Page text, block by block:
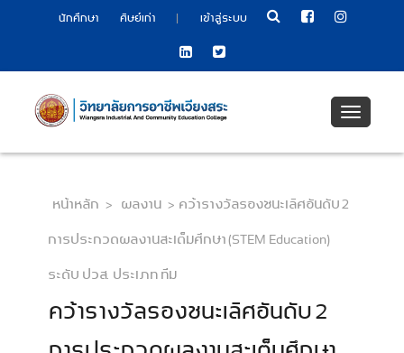
นักศึกษา ศิษย์เก่า | เข้าสู่ระบบ
Toggle
หน้าหลัก > ผลงาน > คว้ารางวัลรองชนะเลิศอันดับ 2
การประกวดผลงานสะเต็มศึกษา (STEM Education)
ระดับ ปวส. ประเภท ทีม
คว้ารางวัลรองชนะเลิศอันดับ 2